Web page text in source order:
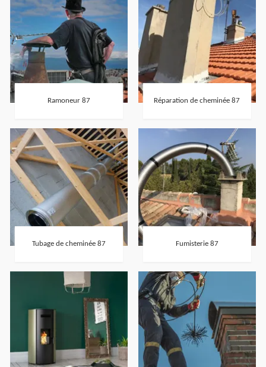
Ramoneur 87 Réparation de cheminée 87
Tubage de cheminée 87 Fumisterie 87